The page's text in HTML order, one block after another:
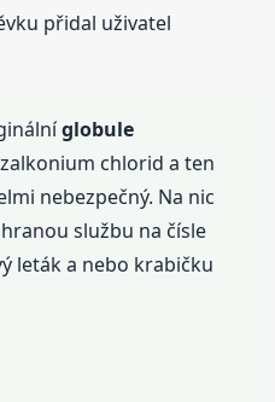
přidal uživatel
globule
chlorid a ten
nebezpečný. Na nic
službu na čísle
leták a nebo krabičku